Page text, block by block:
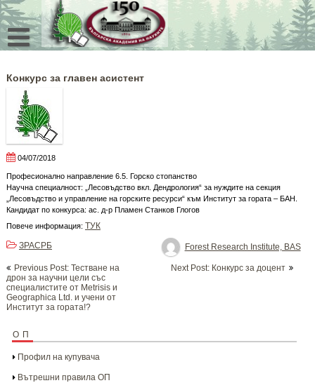
Skip
to
content
Конкурс за главен асистент
04/07/2018
Професионално направление 6.5. Горско стопанство
Научна специалност: „Лесовъдство вкл. Дендрология“ за нуждите на секция
„Лесовъдство и управление на горските ресурси“ към Институт за гората – БАН.
Кандидат по конкурса: ас. д-р Пламен Станков Глогов
Повече информация: ТУК
Forest Research Institute, BAS
ЗРАСРБ
navigation
Previous Post: Тестване на
дрон за научни цели със
специалистите от Metrisis и
Geographica Ltd. и учени от
Институт за гората!?
Next Post: Конкурс за доцент
ОП
Профил на купувача
Вътрешни правила ОП